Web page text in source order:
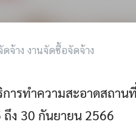
จ้าง งานจัดซื้อจัดจ้าง
การทำความสะอาดสถานที่
ถึง 30 กันยายน 2566